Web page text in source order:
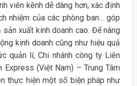
viên kênh dễ dàng hơn, xác định
nhiệm của các phòng ban… góp
sản xuất kinh doanh cao. Để nâng
kinh doanh cũng như hiệu quả
quản lí, Chi nhánh công ty Liên
Express (Việt Nam) – Trung Tâm
thực hiện một số biện pháp như